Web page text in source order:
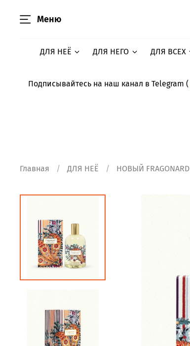
Меню
ДЛЯ НЕЁ ДЛЯ НЕГО ДЛЯ ВСЕХ
Подписывайтесь на наш канал в Telegram (
Главная ДЛЯ НЕЁ НОВЫЙ FRAGONARD